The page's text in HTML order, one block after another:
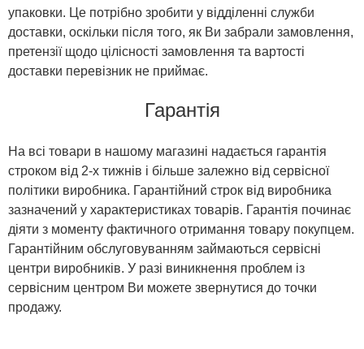
упаковки. Це потрібно зробити у відділенні служби
доставки, оскільки після того, як Ви забрали замовлення,
претензії щодо цілісності замовлення та вартості
доставки перевізник не приймає.
Гарантія
На всі товари в нашому магазині надається гарантія
строком від 2-х тижнів і більше залежно від сервісної
політики виробника. Гарантійний строк від виробника
зазначений у характеристиках товарів. Гарантія починає
діяти з моменту фактичного отримання товару покупцем.
Гарантійним обслуговуванням займаються сервісні
центри виробників. У разі виникнення проблем із
сервісним центром Ви можете звернутися до точки
продажу.